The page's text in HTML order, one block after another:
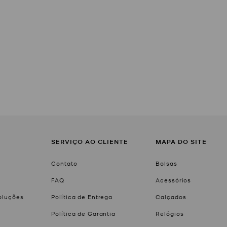
SERVIÇO AO CLIENTE
Contato
FAQ
Política de Entrega
Política de Garantia
MAPA DO SITE
Bolsas
Acessórios
Calçados
Relógios